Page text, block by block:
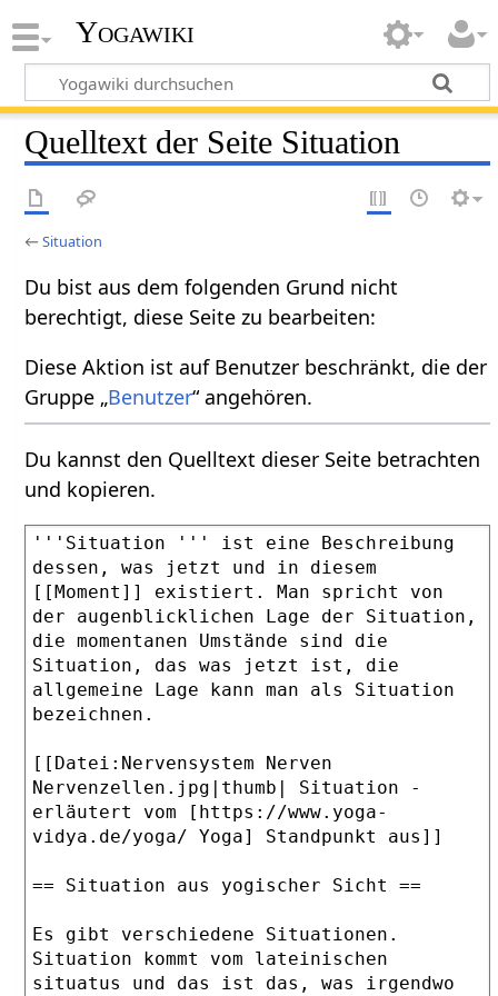
Yogawiki
Quelltext der Seite Situation
←Situation
Du bist aus dem folgenden Grund nicht
berechtigt, diese Seite zu bearbeiten:
Diese Aktion ist auf Benutzer beschränkt, die der
Gruppe „Benutzer“ angehören.
Du kannst den Quelltext dieser Seite betrachten
und kopieren.